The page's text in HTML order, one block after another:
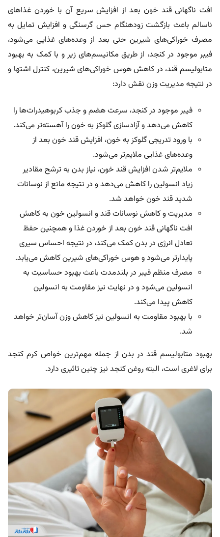
افت ناگهانی قند خون بعد از افزایش سریع آن با خوردن غذاهای
ناسالم باعث بازگشت زودهنگام حس گرسنگی و افزایش تمایل به
مصرف خوراکی‌های شیرین حتی بعد از وعده‌های غذایی می‌شود،
فیبر موجود در کنجد، از طریق مکانیسم‌های زیر و با کمک به بهبود
متابولیسم قند، در کاهش هوس‌ خوراکی‌های شیرین، کنترل اشتها و
در نتیجه مدیریت وزن نقش دارد:
فیبر موجود در کنجد، سرعت هضم و جذب کربوهیدرات‌ها را
کاهش می‌دهد و آزادسازی گلوکز به خون را آهسته‌تر می‌کند.
با ورود تدریجی گلوکز به خون، افزایش قند خون بعد از
وعده‌های غذایی ملایم‌تر می‌شود.
ملایم‌تر شدن افزایش قند خون، نیاز بدن به ترشح مقادیر
زیاد انسولین را کاهش می‌دهد و در نتیجه مانع از نوسانات
شدید قند خون خواهد شد.
مدیریت و کاهش نوسانات قند و انسولین خون به کاهش
افت ناگهانی قند خون بعد از خوردن غذا و همچنین حفظ
تعادل انرژی در بدن کمک می‌کند، در نتیجه احساس سیری
پایدارتر می‌شود و هوس خوراکی‌های شیرین کاهش می‌یابد.
مصرف منظم فیبر در بلندمدت باعث بهبود حساسیت به
انسولین می‌شود و در نهایت نیز مقاومت به انسولین
کاهش پیدا می‌کند.
با بهبود مقاومت به انسولین نیز کاهش وزن آسان‌تر خواهد
شد.
بهبود متابولیسم قند در بدن از جمله مهم‌ترین خواص کرم کنجد
برای لاغری است، البته روغن کنجد نیز چنین تاثیری دارد.